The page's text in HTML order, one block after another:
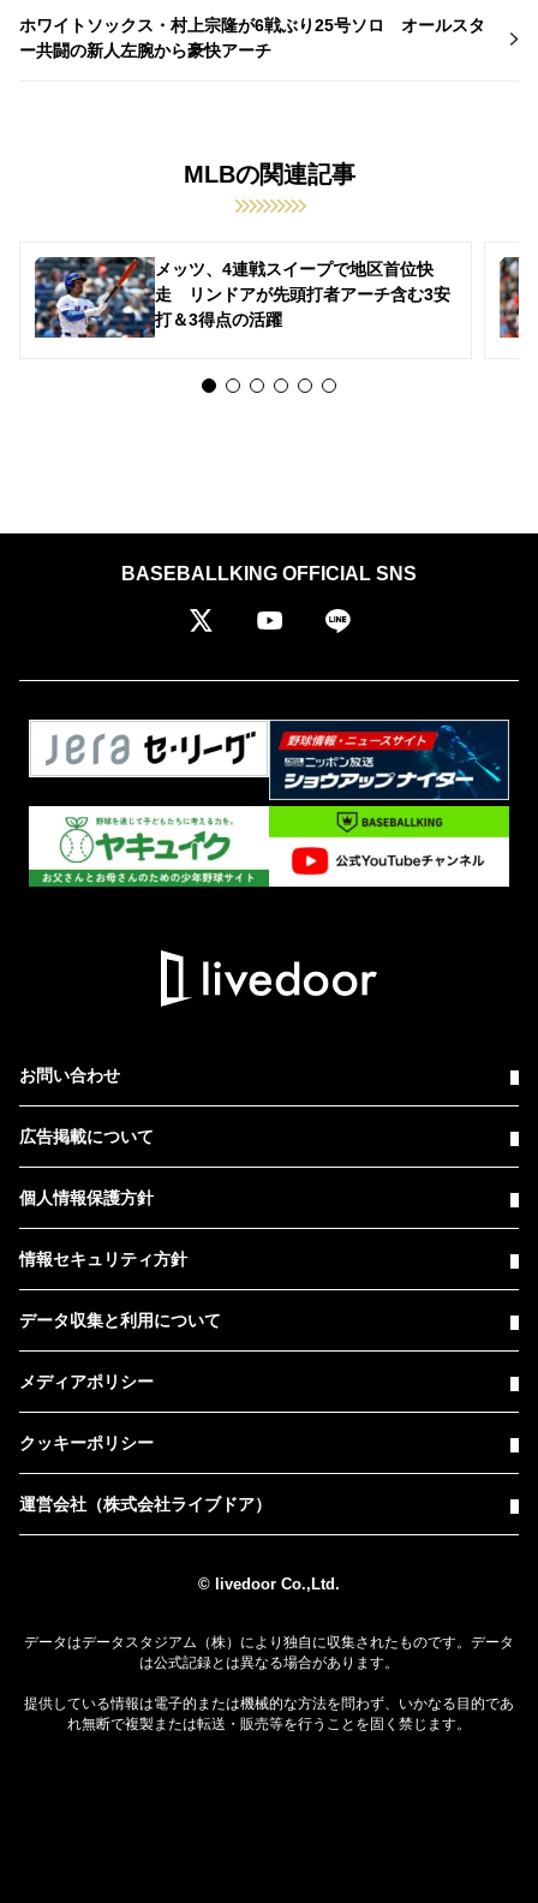
ホワイトソックス・村上宗隆が6戦ぶり25号ソロ オールスタ
ー共闘の新人左腕から豪快アーチ
MLBの関連記事
メッツ、4連戦スイープで地区首位快
走 リンドアが先頭打者アーチ含む3安
打＆3得点の活躍
BASEBALLKING OFFICIAL SNS
お問い合わせ
広告掲載について
個人情報保護方針
情報セキュリティ方針
データ収集と利用について
メディアポリシー
クッキーポリシー
運営会社（株式会社ライブドア）
© livedoor Co.,Ltd.
データはデータスタジアム（株）により独自に収集されたものです。データ
は公式記録とは異なる場合があります。
提供している情報は電子的または機械的な方法を問わず、いかなる目的であ
れ無断で複製または転送・販売等を行うことを固く禁じます。